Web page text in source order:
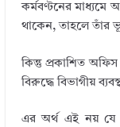
কর্মবণ্টনের মাধ্যমে
থাকেন, তাহলে তাঁর
কিন্তু প্রকাশিত অফিস
বিরুদ্ধে বিভাগীয়
এর অর্থ এই নয় যে